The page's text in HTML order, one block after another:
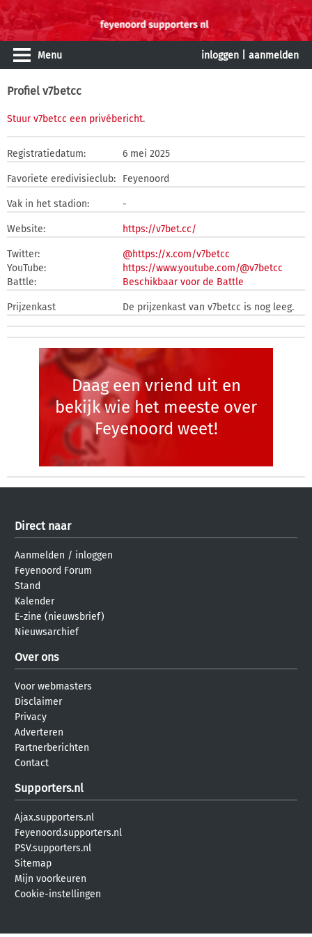
Menu inloggen aanmelden
Profiel v7betcc
Stuur v7betcc een privébericht.
Registratiedatum: 6 mei 2025
Favoriete eredivisieclub: Feyenoord
Vak in het stadion: -
Website: https://v7bet.cc/
Twitter:
@https://x.com/v7betcc
YouTube:
https://www.youtube.com/@v7betcc
Battle:
Beschikbaar voor de Battle
Prijzenkast De prijzenkast van v7betcc is nog leeg.
Daag een vriend uit en
bekijk wie het meeste over
Feyenoord weet!
Direct naar
Aanmelden / inloggen
Feyenoord Forum
Stand
Kalender
E-zine (nieuwsbrief)
Nieuwsarchief
Over ons
Voor webmasters
Disclaimer
Privacy
Adverteren
Partnerberichten
Contact
Supporters.nl
Ajax.supporters.nl
Feyenoord.supporters.nl
PSV.supporters.nl
Sitemap
Mijn voorkeuren
Cookie-instellingen